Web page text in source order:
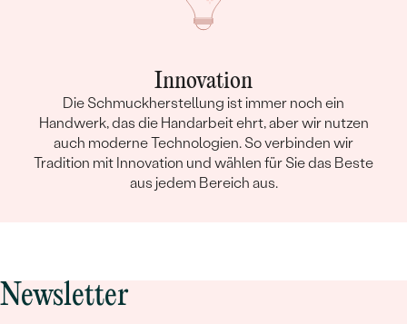
Innovation
Die Schmuckherstellung ist immer noch ein
Handwerk, das die Handarbeit ehrt, aber wir nutzen
auch moderne Technologien. So verbinden wir
Tradition mit Innovation und wählen für Sie das Beste
aus jedem Bereich aus.
Newsletter